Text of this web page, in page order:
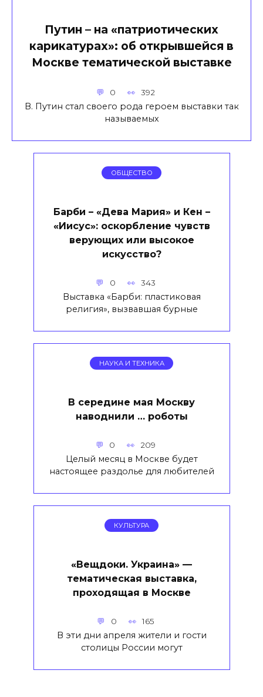
Путин – на «патриотических
карикатурах»: об открывшейся в
Москве тематической выставке
0 392
В. Путин стал своего рода героем выставки так
называемых
ОБЩЕСТВО
Барби – «Дева Мария» и Кен –
«Иисус»: оскорбление чувств
верующих или высокое
искусство?
0 343
Выставка «Барби: пластиковая
религия», вызвавшая бурные
НАУКА И ТЕХНИКА
В середине мая Москву
наводнили … роботы
0 209
Целый месяц в Москве будет
настоящее раздолье для любителей
КУЛЬТУРА
«Вещдоки. Украина» —
тематическая выставка,
проходящая в Москве
0 165
В эти дни апреля жители и гости
столицы России могут